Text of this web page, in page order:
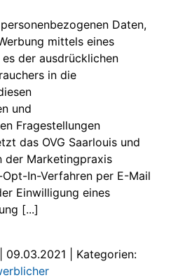
Daten,
mittels eines
der ausdrücklichen
in die
und
Fragestellungen
das OVG Saarlouis und
der Marketingpraxis
In-Verfahren per E-Mail
Einwilligung eines
[...]
09.03.2021
Kategorien: